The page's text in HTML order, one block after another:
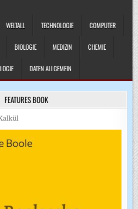
WELTALL TECHNOLOGIE COMPUTER
BIOLOGIE MEDIZIN CHEMIE
DATEN ALLGEMEIN
FEATURES BOOK